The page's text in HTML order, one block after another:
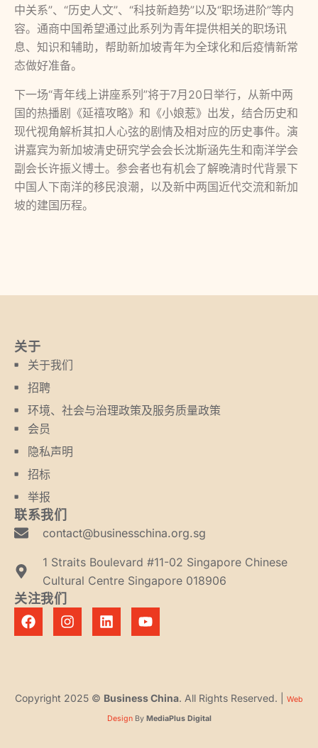
中关系”、“历史人文”、“科技新趋势”以及“职场进阶”等内
容。通商中国希望通过此系列为青年提供相关的职场讯
息、知识和辅助，帮助新加坡青年为全球化和后疫情新常
态做好准备。
下一场“青年线上讲座系列”将于7月20日举行，从新中两
国的热播剧《延禧攻略》和《小娘惹》出发，结合历史和
现代视角解析其扣人心弦的剧情及相对应的历史事件。演
讲嘉宾为新加坡清史研究学会会长沈斯涵先生和南洋学会
副会长许振义博士。参会者也有机会了解晚清时代背景下
中国人下南洋的移民浪潮，以及新中两国近代交流和新加
坡的建国历程。
关于
关于我们
招聘
环境、社会与治理政策及服务质量政策
会员
隐私声明
招标
举报
联系我们
contact@businesschina.org.sg
1 Straits Boulevard #11-02 Singapore Chinese
Cultural Centre Singapore 018906
关注我们
Copyright 2025 © Business China. All Rights Reserved. | Web
DesignBy MediaPlus Digital